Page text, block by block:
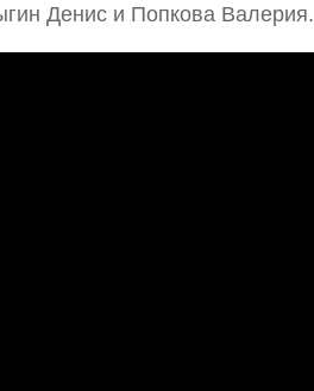
Денис и Попкова Валерия.